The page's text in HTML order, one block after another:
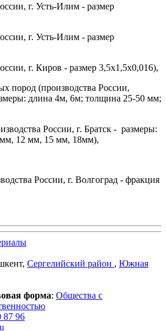
г. Усть-Илим - размер
г. Усть-Илим - размер
г. Киров - размер 3,5х1,5х0,016),
пород (производства России,
длина 4м, 6м; толщина 25-50 мм;
России, г. Братск - размеры:
12 мм, 15 мм, 18мм),
России, г. Волгоград - фракция
Сергелийский район , Южная
форма: Общества с
87 96